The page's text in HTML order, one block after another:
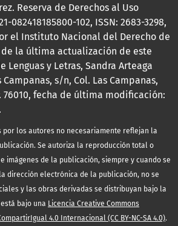
Reserva de Derechos al Uso
082418185800-102, ISSN: 2683-3298,
el Instituto Nacional del Derecho de
de la última actualización de este
Lenguas y Letras, Sandra Arteaga
s/n, Col. Las Campanas,
76010, fecha de última modificación:
por los autores no necesariamente reflejan la
Se autoriza la reproducción total o
imágenes de la publicación, siempre y cuando se
dirección electrónica de la publicación, no se
y las obras derivadas se distribuyan bajo la
bajo una Licencia Creative Commons
4.0 Internacional (CC BY-NC-SA 4.0).